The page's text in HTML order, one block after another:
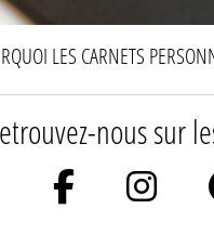
nous sur